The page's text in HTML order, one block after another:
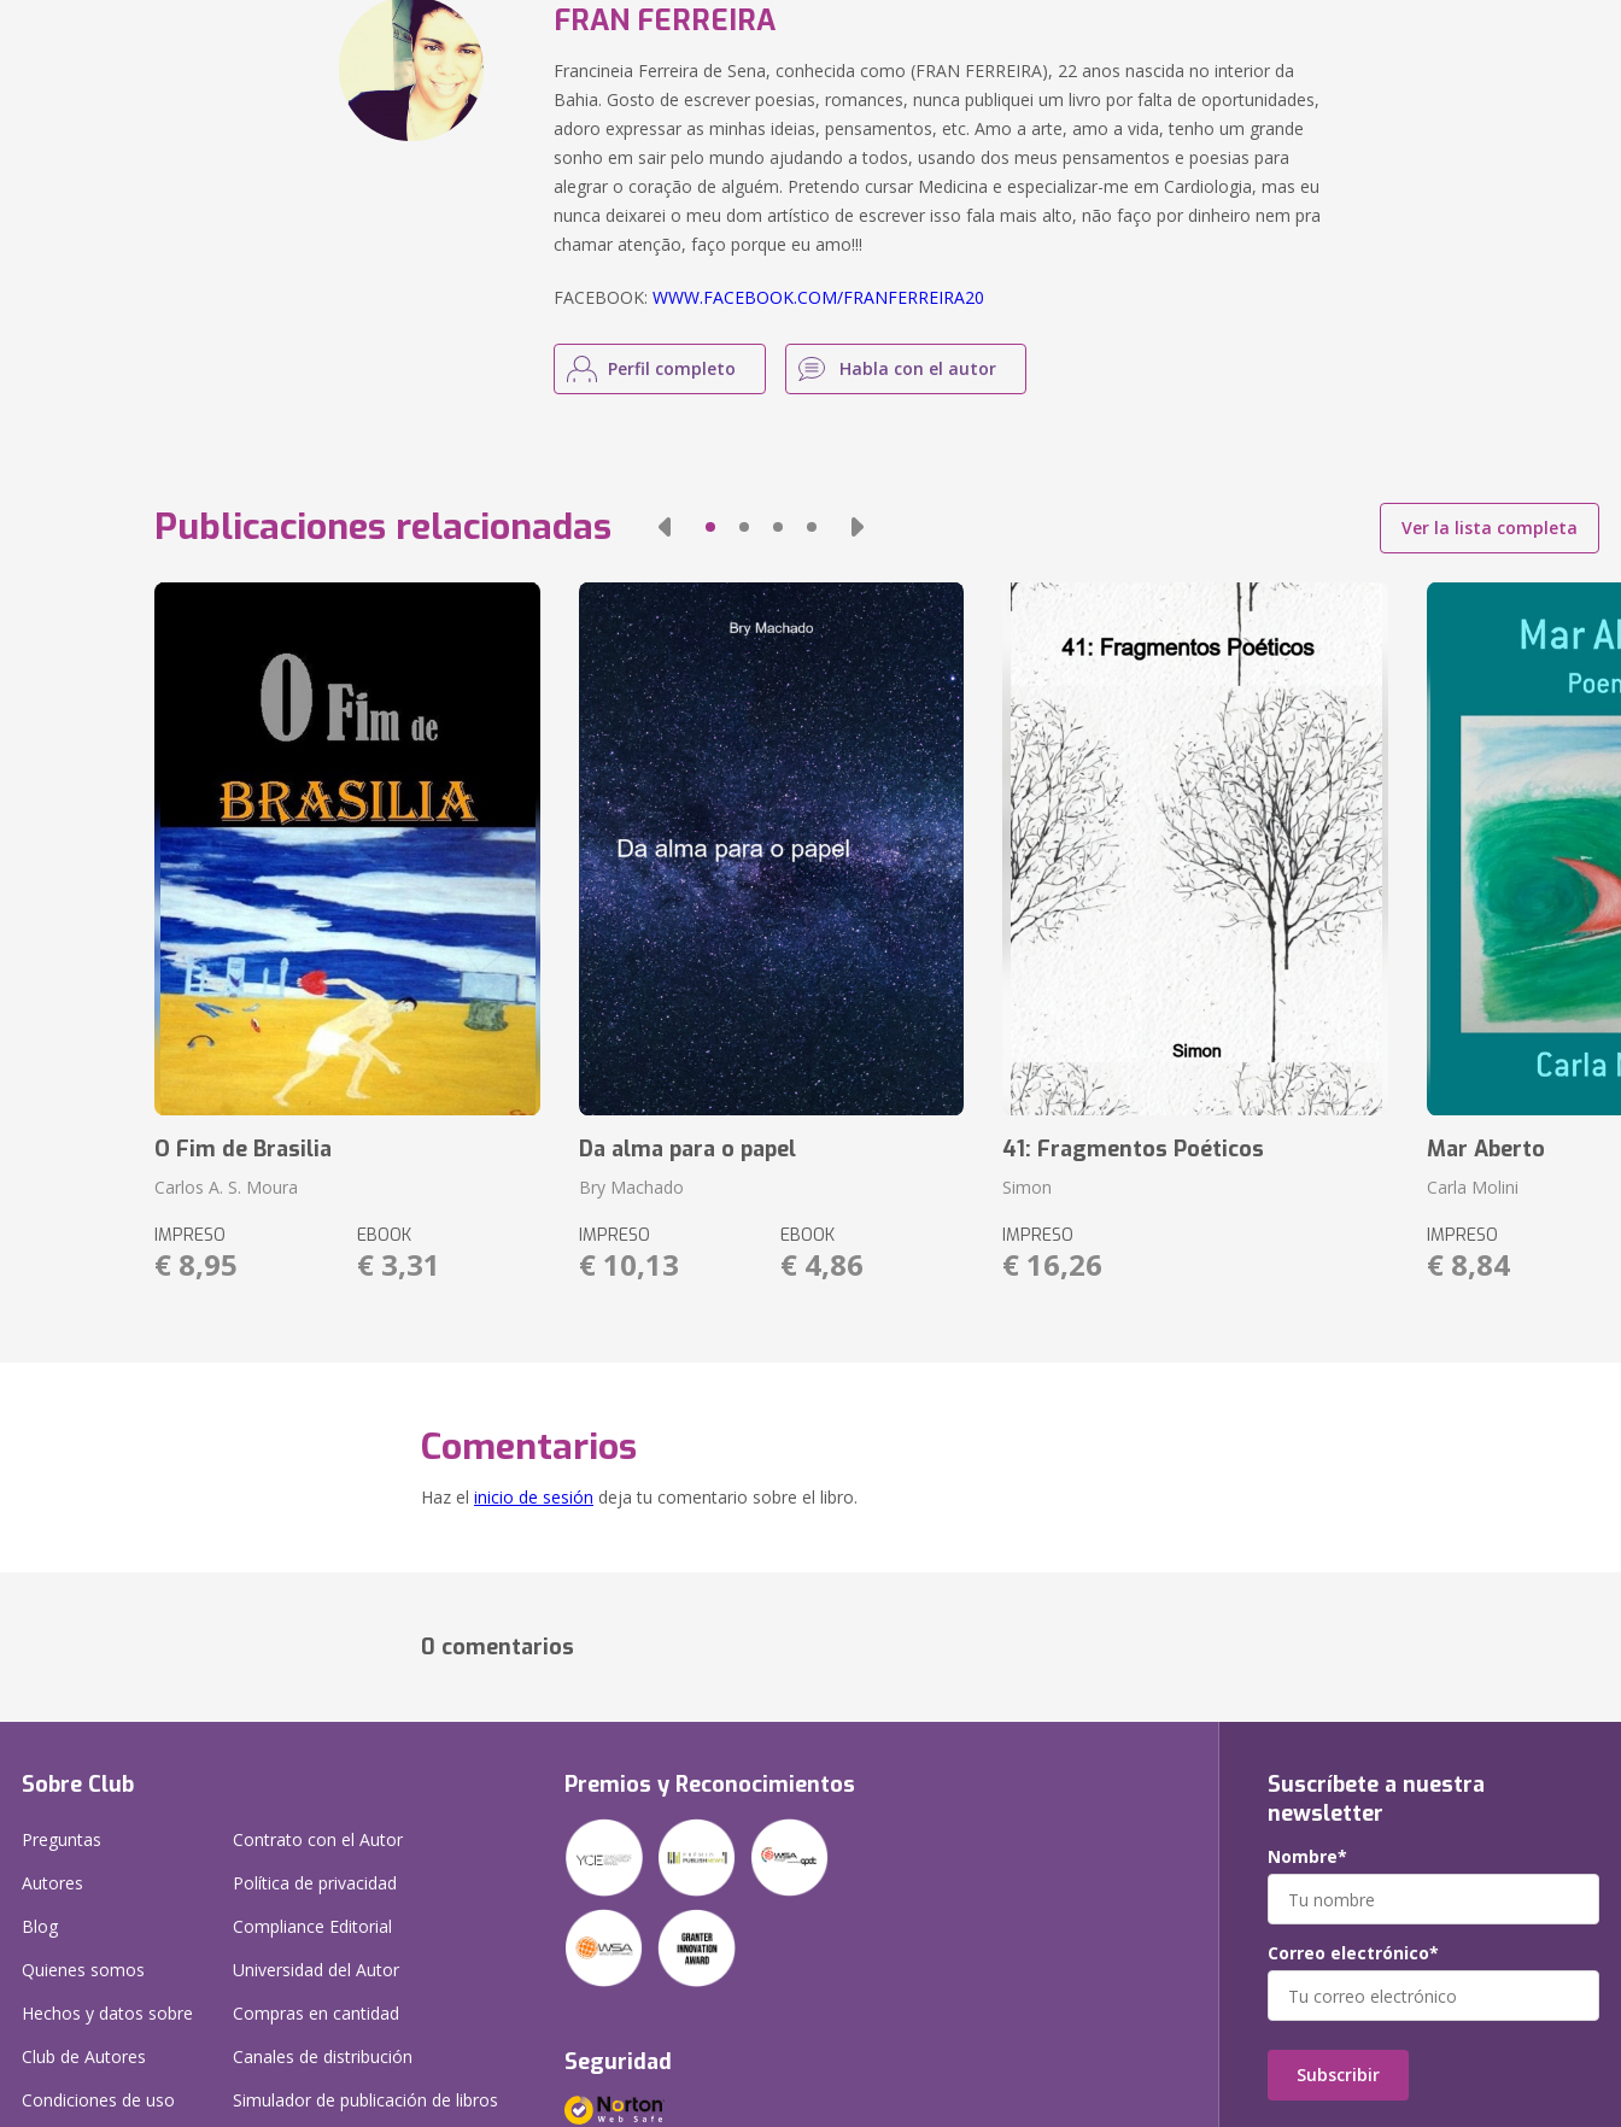
FRAN FERREIRA
Francineia Ferreira de Sena, conhecida como (FRAN FERREIRA), 22 anos nascida no interior da
Bahia. Gosto de escrever poesias, romances, nunca publiquei um livro por falta de oportunidades,
adoro expressar as minhas ideias, pensamentos, etc. Amo a arte, amo a vida, tenho um grande
sonho em sair pelo mundo ajudando a todos, usando dos meus pensamentos e poesias para
alegrar o coração de alguém. Pretendo cursar Medicina e especializar-me em Cardiologia, mas eu
nunca deixarei o meu dom artístico de escrever isso fala mais alto, não faço por dinheiro nem pra
chamar atenção, faço porque eu amo!!!
FACEBOOK:WWW.FACEBOOK.COM/FRANFERREIRA20
Perfil completo Habla con el autor
Publicaciones relacionadas Ver la lista completa
O Fim de Brasilia
Carlos A. S. Moura
IMPRESO
€ 8,95
EBOOK
€ 3,31
Da alma para o papel
Bry Machado
IMPRESO
€ 10,13
EBOOK
€ 4,86
41: Fragmentos Poéticos
Simon
IMPRESO
€ 16,26
Mar Aberto
Carla Molini
IMPRESO
€ 8,84
Comentarios
Haz el inicio de sesión deja tu comentario sobre el libro.
0 comentarios
Sobre Club
Preguntas
Autores
Blog
Quienes somos
Hechos y datos sobre
Club de Autores
Condiciones de uso
Contrato con el Autor
Política de privacidad
Compliance Editorial
Universidad del Autor
Compras en cantidad
Canales de distribución
Simulador de publicación de libros
Premios y Reconocimientos
Seguridad
Suscríbete a nuestra
newsletter
Nombre*
Correo electrónico*
Subscribir